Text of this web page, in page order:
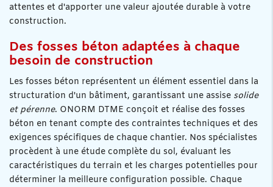
attentes et d'apporter une valeur ajoutée durable à votre
construction.
Des fosses béton adaptées à chaque
besoin de construction
Les fosses béton représentent un élément essentiel dans la
structuration d'un bâtiment, garantissant une assise solide
et pérenne. ONORM DTME conçoit et réalise des fosses
béton en tenant compte des contraintes techniques et des
exigences spécifiques de chaque chantier. Nos spécialistes
procèdent à une étude complète du sol, évaluant les
caractéristiques du terrain et les charges potentielles pour
déterminer la meilleure configuration possible. Chaque